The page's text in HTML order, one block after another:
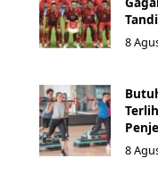
8
8